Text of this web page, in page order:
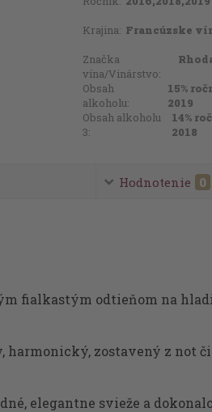
Krajina: Francúzske
Značka
vína/Vinárstvo:
Obsah
alkoholu:
15%
2019
Obsah alkoholu
3:
14%
2018
Hodnotenie 0
fialkastým odtieňom na
zostavený z not
elegantne svieže a